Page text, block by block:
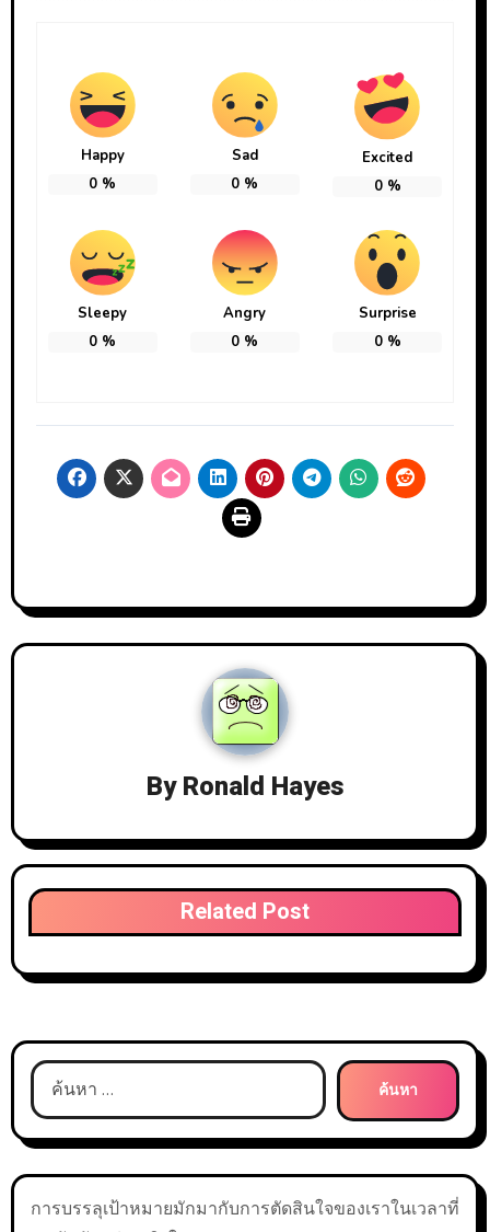
Happy
0 %
Sad
0 %
Excited
0%
Sleepy
0 %
Angry
0 %
Surprise
0%
ByRonald Hayes
Related Post
ค้นหา
สำหรับ:
การบรรลุเป้าหมายมักมากับการตัดสินใจของเราในเวลาที่